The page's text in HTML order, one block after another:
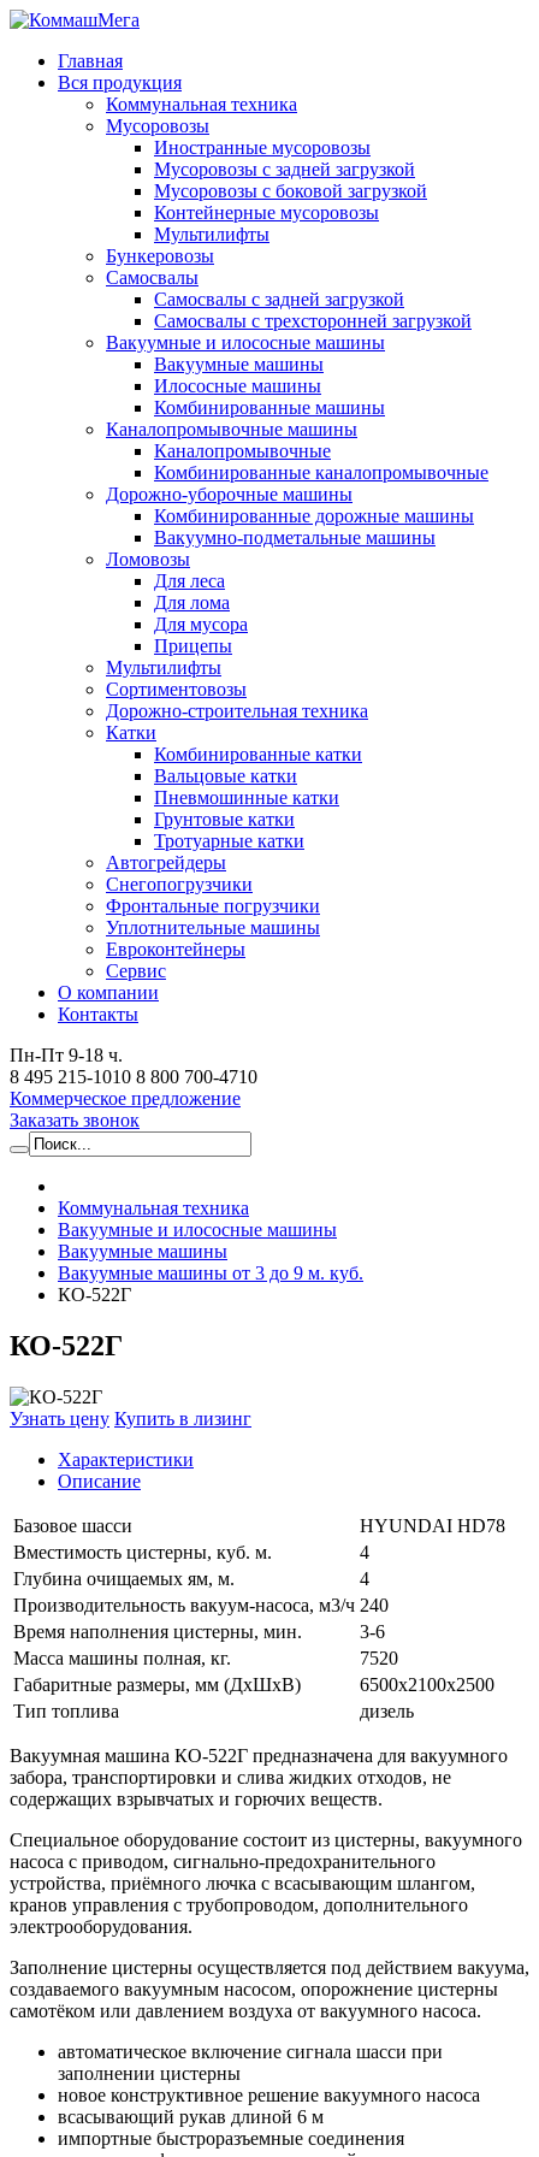
Главная
Вся продукция
Коммунальная техника
Мусоровозы
Иностранные мусоровозы
Мусоровозы с задней загрузкой
Мусоровозы с боковой загрузкой
Контейнерные мусоровозы
Мультилифты
Бункеровозы
Самосвалы
Самосвалы с задней загрузкой
Самосвалы с трехсторонней загрузкой
Вакуумные и илососные машины
Вакуумные машины
Илососные машины
Комбинированные машины
Каналопромывочные машины
Каналопромывочные
Комбинированные каналопромывочные
Дорожно-уборочные машины
Комбинированные дорожные машины
Вакуумно-подметальные машины
Ломовозы
Для леса
Для лома
Для мусора
Прицепы
Мультилифты
Сортиментовозы
Дорожно-строительная техника
Катки
Комбинированные катки
Вальцовые катки
Пневмошинные катки
Грунтовые катки
Тротуарные катки
Автогрейдеры
Снегопогрузчики
Фронтальные погрузчики
Уплотнительные машины
Евроконтейнеры
Сервис
О компании
Контакты
Пн-Пт 9-18 ч.
8 495 215-1010 8 800 700-4710
Коммерческое предложение
Заказать звонок
Коммунальная техника
Вакуумные и илососные машины
Вакуумные машины
Вакуумные машины от 3 до 9 м. куб.
КО-522Г
КО-522Г
Узнать цену Купить в лизинг
Характеристики
Описание
Базовое шасси
HYUNDAI HD78
Вместимость цистерны, куб. м.
4
Глубина очищаемых ям, м.
4
Производительность вакуум-насоса, м3/ч 240
Время наполнения цистерны, мин.
3-6
Масса машины полная, кг.
7520
Габаритные размеры, мм (ДхШхВ)
6500х2100х2500
Тип топлива
дизель
Вакуумная машина КО-522Г предназначена для вакуумного
забора, транспортировки и слива жидких отходов, не
содержащих взрывчатых и горючих веществ.
Специальное оборудование состоит из цистерны, вакуумного
насоса с приводом, сигнально-предохранительного
устройства, приёмного лючка с всасывающим шлангом,
кранов управления с трубопроводом, дополнительного
электрооборудования.
Заполнение цистерны осуществляется под действием вакуума,
создаваемого вакуумным насосом, опорожнение цистерны
самотёком или давлением воздуха от вакуумного насоса.
автоматическое включение сигнала шасси при
заполнении цистерны
новое конструктивное решение вакуумного насоса
всасывающий рукав длиной 6 м
импортные быстроразъемные соединения